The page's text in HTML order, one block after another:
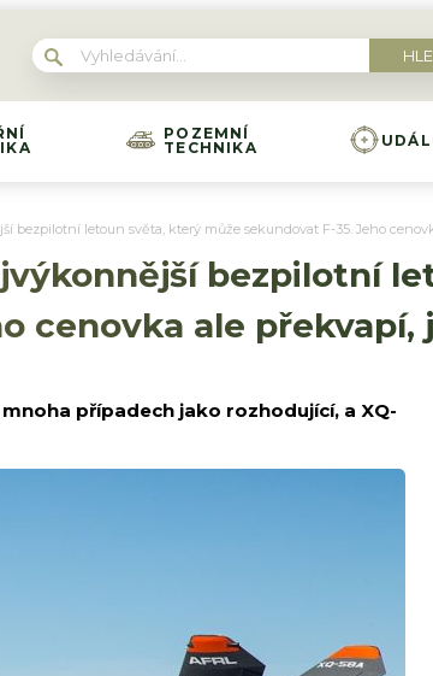
POZEMNÍ
TECHNIKA
bezpilotní letoun světa, který může sekundovat F-35. Jeho
bezpilotní
cenovka ale překvapí,
případech jako rozhodující, a XQ-